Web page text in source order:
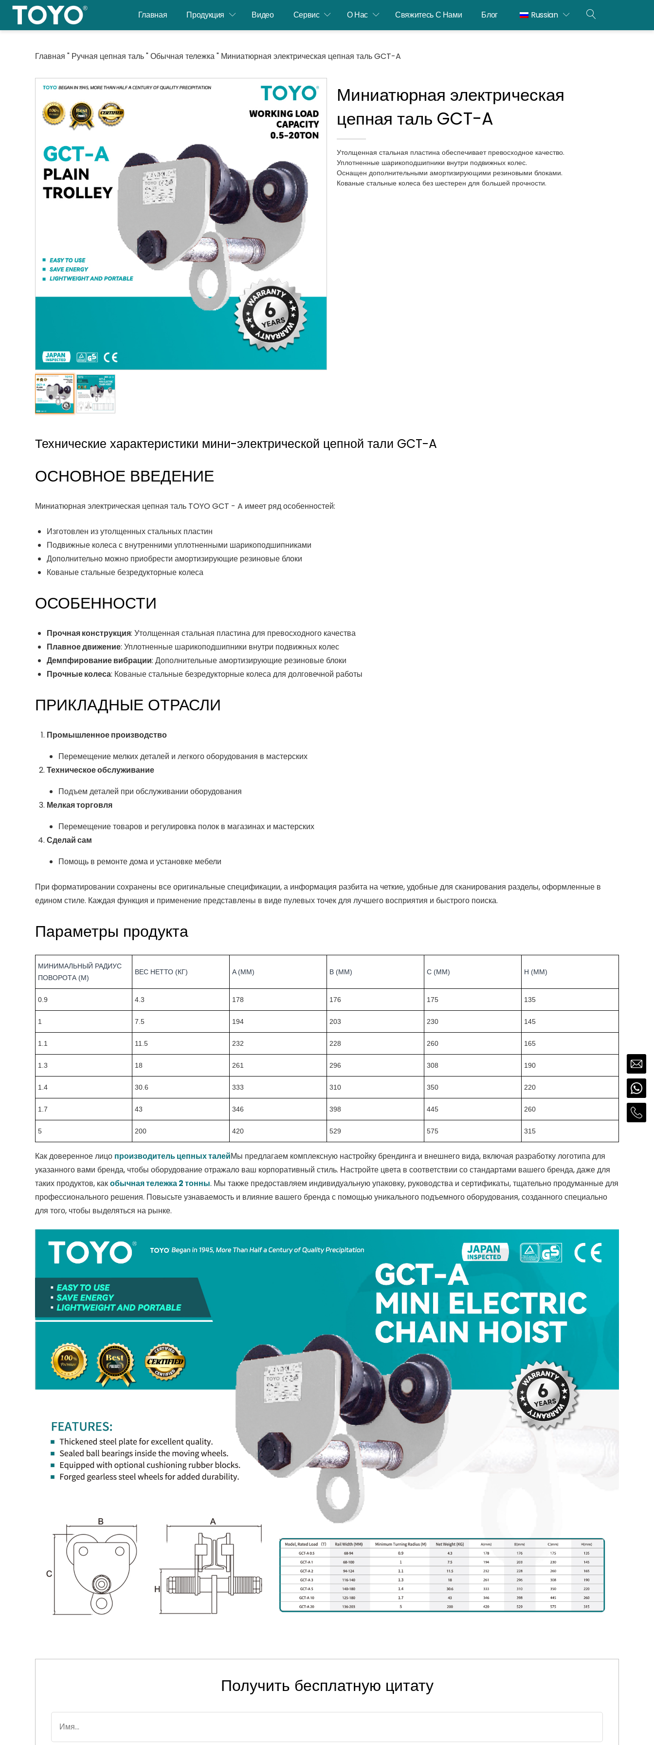
Перейти
содержанию
Главная Продукция Видео Сервис О Нас Свяжитесь С Нами Блог Russian
ОТКРЫТЫЙ
Главная " Ручная цепная таль"Обычная тележка" Миниатюрная электрическая цепная таль GCT-A
Миниатюрная электрическая
цепная таль GCT-A
Утолщенная стальная пластина обеспечивает превосходное качество.
Уплотненные шарикоподшипники внутри подвижных колес.
Оснащен дополнительными амортизирующими резиновыми блоками.
Кованые стальные колеса без шестерен для большей прочности.
Технические характеристики мини-электрической цепной тали GCT-A
ОСНОВНОЕ ВВЕДЕНИЕ
Миниатюрная электрическая цепная таль TOYO GCT - A имеет ряд особенностей:
Изготовлен из утолщенных стальных пластин
Подвижные колеса с внутренними уплотненными шарикоподшипниками
Дополнительно можно приобрести амортизирующие резиновые блоки
Кованые стальные безредукторные колеса
ОСОБЕННОСТИ
Прочная конструкция: Утолщенная стальная пластина для превосходного качества
Плавное движение: Уплотненные шарикоподшипники внутри подвижных колес
Демпфирование вибрации: Дополнительные амортизирующие резиновые блоки
Прочные колеса: Кованые стальные безредукторные колеса для долговечной работы
ПРИКЛАДНЫЕ ОТРАСЛИ
Промышленное производство
Перемещение мелких деталей и легкого оборудования в мастерских
Техническое обслуживание
Подъем деталей при обслуживании оборудования
Мелкая торговля
Перемещение товаров и регулировка полок в магазинах и мастерских
Сделай сам
Помощь в ремонте дома и установке мебели
При форматировании сохранены все оригинальные спецификации, а информация разбита на четкие, удобные для сканирования разделы, оформленные в
едином стиле. Каждая функция и применение представлены в виде пулевых точек для лучшего восприятия и быстрого поиска.
Параметры продукта
МИНИМАЛЬНЫЙ РАДИУС
ПОВОРОТА (M)
ВЕС НЕТТО (КГ) A (ММ) B (ММ) C (ММ) H (ММ)
0.9 4.3 178 176 175 135
1 7.5 194 203 230 145
1.1 11.5 232 228 260 165
1.3 18 261 296 308 190
1.4 30.6 333 310 350 220
1.7 43 346 398 445 260
5 200 420 529 575 315
Как доверенное лицо производитель цепных талейМы предлагаем комплексную настройку брендинга и внешнего вида, включая разработку логотипа для
указанного вами бренда, чтобы оборудование отражало ваш корпоративный стиль. Настройте цвета в соответствии со стандартами вашего бренда, даже для
таких продуктов, какобычная тележка 2 тонны. Мы также предоставляем индивидуальную упаковку, руководства и сертификаты, тщательно продуманные для
профессионального решения. Повысьте узнаваемость и влияние вашего бренда с помощью уникального подъемного оборудования, созданного специально
для того, чтобы выделяться на рынке.
Получить бесплатную цитату